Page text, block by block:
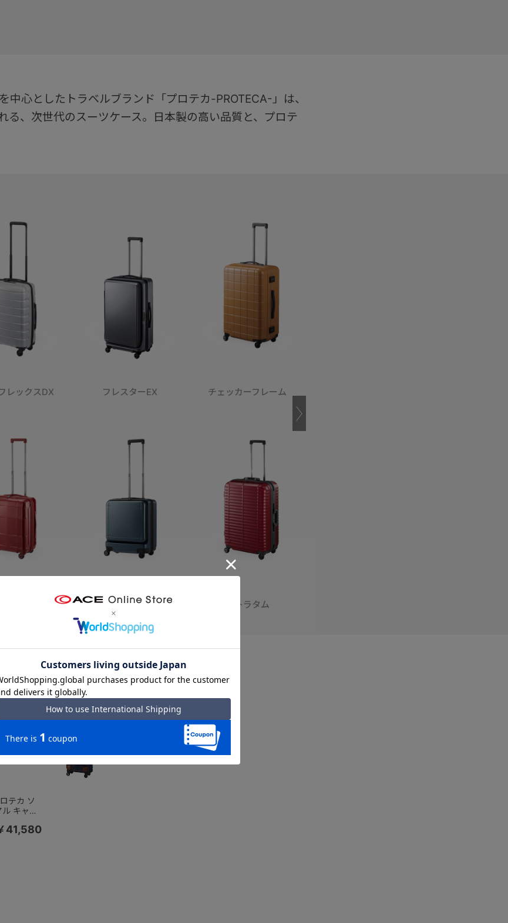
心としたトラベルブランド「プロテカ-PROTECA-」は、
る、次世代のスーツケース。日本製の高い品質と、プロテ
レックスDX フレスターEX
マックスパス 3
チェッカーフレーム
ストラタム
～7泊 ～10泊 10泊～
テカ ソ
ケース
ッパー
43,890
PROTECA／プロテカ ソ
リエ3 キャリーケース
24L 機内持ち込み 日本製
キャスターストッパー
12871
￥43,890
テカ ソ
キャリ
タースト
41,580